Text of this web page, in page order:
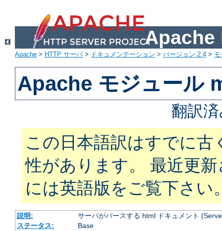
Apache
Apache > HTTP サーバ> ドキュメンテーション > バージョン 2.4 >
Apache モジュール
翻訳
この日本語訳はすでに古
性があります。 最近更
には英語版をご覧下さい
説明:
サーバがパースする html ドキュメント
ステータス:
Base